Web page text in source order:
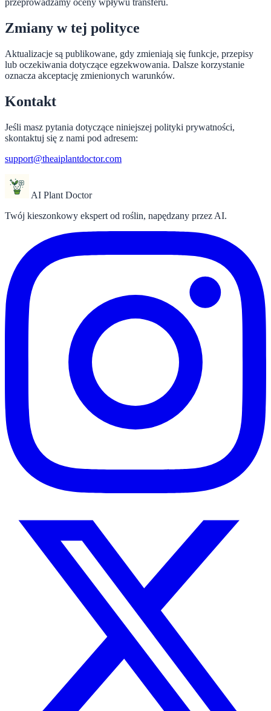
przeprowadzamy oceny wpływu transferu.
Zmiany w tej polityce
Aktualizacje są publikowane, gdy zmieniają się funkcje, przepisy
lub oczekiwania dotyczące egzekwowania. Dalsze korzystanie
oznacza akceptację zmienionych warunków.
Kontakt
Jeśli masz pytania dotyczące niniejszej polityki prywatności,
skontaktuj się z nami pod adresem:
support@theaiplantdoctor.com
AI Plant Doctor
Twój kieszonkowy ekspert od roślin, napędzany przez AI.